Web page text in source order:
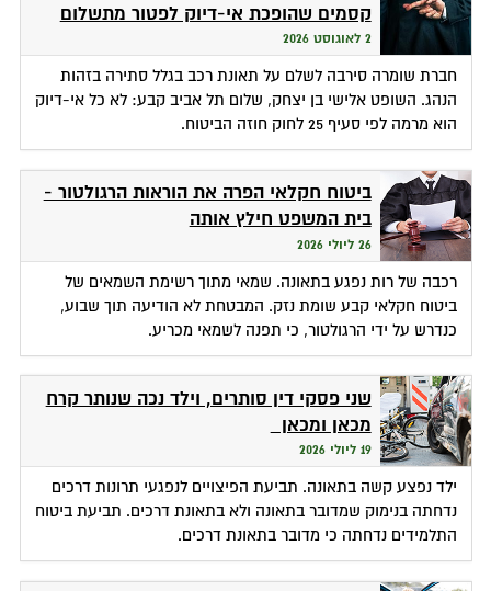
קסמים שהופכת אי-דיוק לפטור מתשלום
2 לאוגוסט 2026
חברת שומרה סירבה לשלם על תאונת רכב בגלל סתירה בזהות
הנהג. השופט אלישי בן יצחק, שלום תל אביב קבע: לא כל אי-דיוק
הוא מרמה לפי סעיף 25 לחוק חוזה הביטוח.
ביטוח חקלאי הפרה את הוראות הרגולטור -
בית המשפט חילץ אותה
26 ליולי 2026
רכבה של רות נפגע בתאונה. שמאי מתוך רשימת השמאים של
ביטוח חקלאי קבע שומת נזק. המבטחת לא הודיעה תוך שבוע,
כנדרש על ידי הרגולטור, כי תפנה לשמאי מכריע.
שני פסקי דין סותרים, וילד נכה שנותר קרח
מכאן ומכאן
19 ליולי 2026
ילד נפצע קשה בתאונה. תביעת הפיצויים לנפגעי תרונות דרכים
נדחתה בנימוק שמדובר בתאונה ולא בתאונת דרכים. תביעת ביטוח
התלמידים נדחתה כי מדובר בתאונת דרכים.